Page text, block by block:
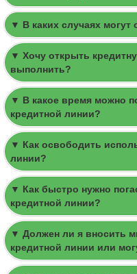
▼ В каких случаях могут
▼ Хочу открыть
выполнить?
▼ В какое время можно
кредитной линии?
▼ Как освободить
линии?
▼ Как быстро нужно
кредитной линии?
▼ Должен ли я вносить
кредитной линии или